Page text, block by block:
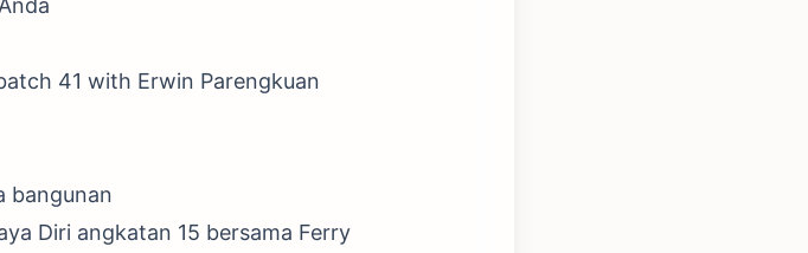
41 with Erwin Parengkuan
bangunan
Diri angkatan 15 bersama Ferry